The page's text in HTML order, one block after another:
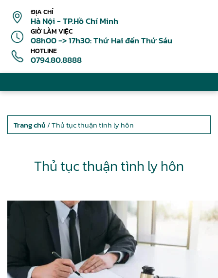
ĐỊA CHỈ
Hà Nội - TP.Hồ Chí Minh
GIỜ LÀM VIỆC
08h00 -> 17h30: Thứ Hai đến Thứ Sáu
HOTLINE
0794.80.8888
Trang chủ / Thủ tục thuận tình ly hôn
Thủ tục thuận tình ly hôn